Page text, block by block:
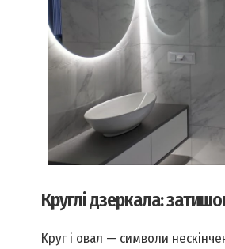
Круглі дзеркала:
Круг і овал — символи